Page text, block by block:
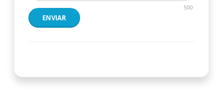
500
ENVIAR